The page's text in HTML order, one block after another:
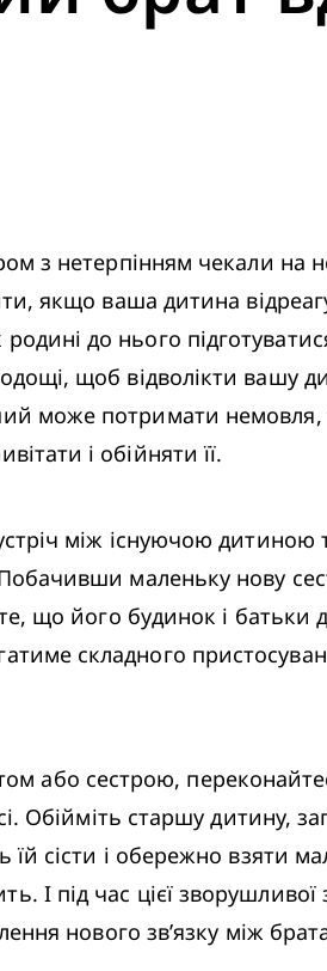
з нетерпінням чекали на
якщо ваша дитина
до нього
щоб відволікти вашу
може потримати
і обійняти її.
між існуючою дитиною
маленьку нову
що його будинок і батьки
складного
або сестрою,
Обійміть старшу дитину,
сісти і обережно взяти
під час цієї зворушливої
нового зв’язку між